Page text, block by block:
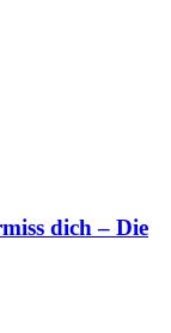
dich – Die